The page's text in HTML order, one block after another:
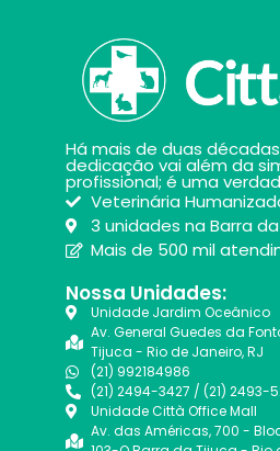
Há mais de duas
dedicação vai além da
profissional; é uma
Veterinária
3 unidades na Barra
Mais de 500 mil
Nossa Unidades:
Unidade Jardim Oceânico
Av. General Guedes da
Tijuca - Rio de Janeiro, RJ
(21) 992184986
(21) 2494-3427 / (21) 2493-
Unidade Città Office Mall
Av. das Américas, 700 -